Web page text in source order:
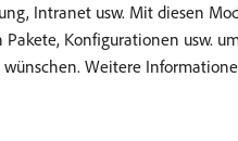
Intranet usw. Mit diesen
Konfigurationen usw.
Weitere